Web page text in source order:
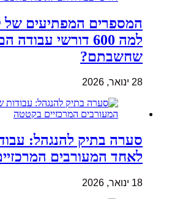
המספרים המפתיעים של
למה 600 דורשי
שחשבתם?
28 ינואר, 2026
סערה בתיק להנגהל:
לאחד המעורבים
18 ינואר, 2026